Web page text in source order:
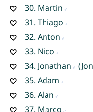
30. Martin
31. Thiago
32. Anton
33. Nico
34. Jonathan
35. Adam
36. Alan
37. Marco